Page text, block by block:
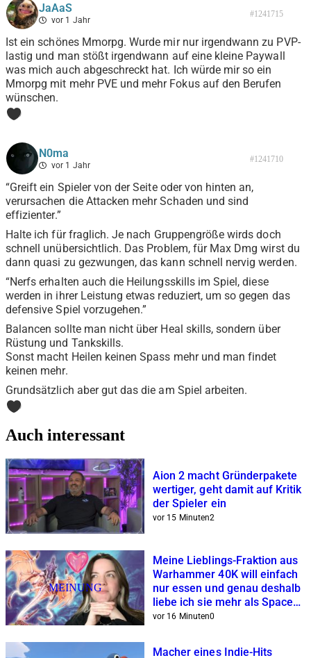
JaAaS
vor 1 Jahr
#1241715
Ist ein schönes Mmorpg. Wurde mir nur irgendwann zu PVP-
lastig und man stößt irgendwann auf eine kleine Paywall
was mich auch abgeschreckt hat. Ich würde mir so ein
Mmorpg mit mehr PVE und mehr Fokus auf den Berufen
wünschen.
0
N0ma
vor 1 Jahr
#1241710
“Greift ein Spieler von der Seite oder von hinten an,
verursachen die Attacken mehr Schaden und sind
effizienter.”
Halte ich für fraglich. Je nach Gruppengröße wirds doch
schnell unübersichtlich. Das Problem, für Max Dmg wirst du
dann quasi zu gezwungen, das kann schnell nervig werden.
“Nerfs erhalten auch die Heilungsskills im Spiel, diese
werden in ihrer Leistung etwas reduziert, um so gegen das
defensive Spiel vorzugehen.”
Balancen sollte man nicht über Heal skills, sondern über
Rüstung und Tankskills.
Sonst macht Heilen keinen Spass mehr und man findet
keinen mehr.
Grundsätzlich aber gut das die am Spiel arbeiten.
0
Auch interessant
Aion 2 macht Gründerpakete
wertiger, geht damit auf Kritik
der Spieler ein
vor 15 Minuten2
MEINUNG
Meine Lieblings-Fraktion aus
Warhammer 40K will einfach
nur essen und genau deshalb
liebe ich sie mehr als Space
Marines und Co.
vor 16 Minuten0
Macher eines Indie-Hits